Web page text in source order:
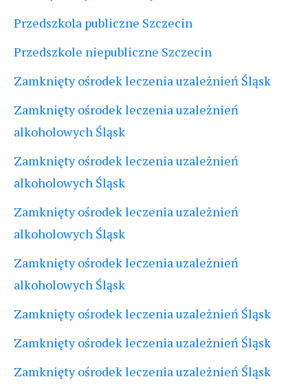
Przedszkola publiczne Szczecin
Przedszkole niepubliczne Szczecin
Zamknięty ośrodek leczenia uzależnień Śląsk
Zamknięty ośrodek leczenia uzależnień
alkoholowych Śląsk
Zamknięty ośrodek leczenia uzależnień
alkoholowych Śląsk
Zamknięty ośrodek leczenia uzależnień
alkoholowych Śląsk
Zamknięty ośrodek leczenia uzależnień
alkoholowych Śląsk
Zamknięty ośrodek leczenia uzależnień Śląsk
Zamknięty ośrodek leczenia uzależnień Śląsk
Zamknięty ośrodek leczenia uzależnień Śląsk